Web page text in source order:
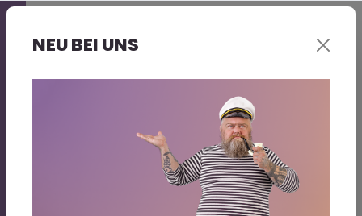
Beratung -
Euch vor Ort |
NEU BEI UNS